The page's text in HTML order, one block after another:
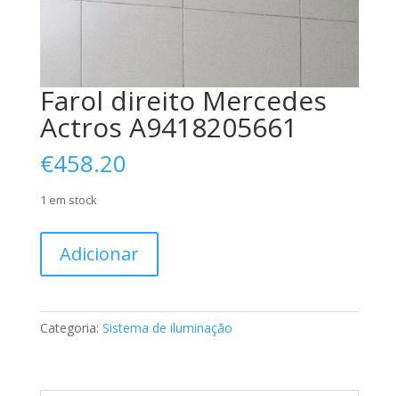
Farol direito Mercedes
Actros A9418205661
€458.20
1 em stock
Farol
Mercedes
Adicionar
Categoria: Sistema de iluminação